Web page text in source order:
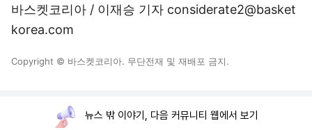
바스켓코리아 / 이재승 기자 considerate2@basket
korea.com
Copyright © 바스켓코리아. 무단전재 및 재배포 금지.
뉴스 밖 이야기, 다음 커뮤니티 웹에서 보기